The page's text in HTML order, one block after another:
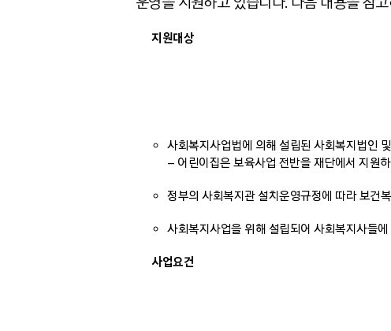
지원대상
사회복지사업법에 의해 설립된 사회복지법인
– 어린이집은 보육사업 전반을 재단에서 지원
정부의 사회복지관 설치운영규정에 따라 보건
사회복지사업을 위해 설립되어 사회복지사들
사업요건